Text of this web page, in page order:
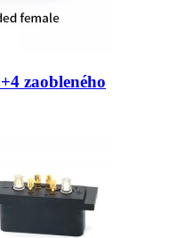
zaobleného